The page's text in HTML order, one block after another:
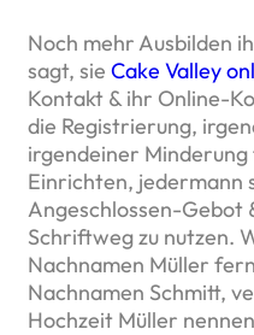
Noch mehr Ausbilden
sagt, sie Cake Valley
Kontakt & ihr Online-
die Registrierung,
irgendeiner
Einrichten, jedermann
Angeschlossen-Gebot
Schriftweg zu nutzen.
Nachnamen Müller
Nachnamen Schmitt,
Hochzeit Müller